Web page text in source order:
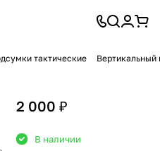
тактические
2 000 ₽
В наличии